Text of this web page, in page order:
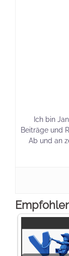
Ich bin
Beiträge und
Ab und an